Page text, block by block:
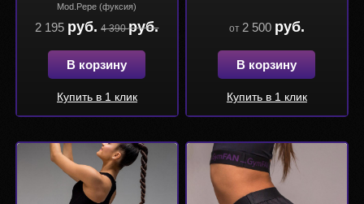
Mod.Pepe (фуксия)
2 195 руб. 4 390руб.
В корзину
Купить в 1 клик
от 2 500 руб.
В корзину
Купить в 1 клик